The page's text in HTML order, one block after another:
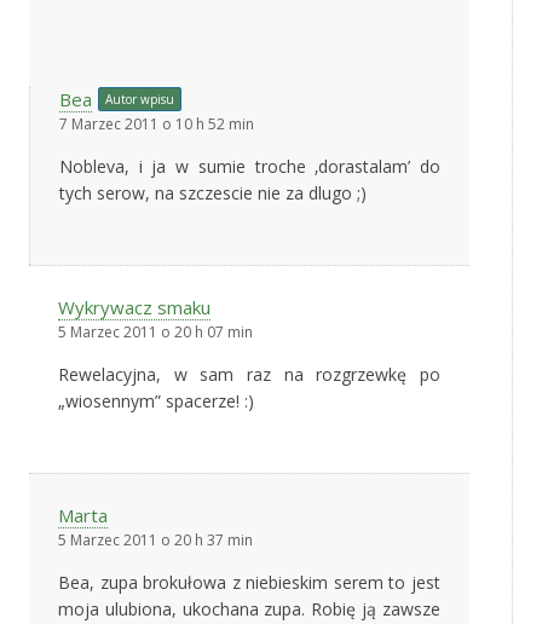
Bea Autor wpisu
7 Marzec 2011 o 10 h 52 min
Nobleva, i ja w sumie troche ‚dorastalam’ do
tych serow, na szczescie nie za dlugo ;)
Wykrywacz smaku
5 Marzec 2011 o 20 h 07 min
Rewelacyjna, w sam raz na rozgrzewkę po
„wiosennym” spacerze! :)
Marta
5 Marzec 2011 o 20 h 37 min
Bea, zupa brokułowa z niebieskim serem to jest
moja ulubiona, ukochana zupa. Robię ją zawsze